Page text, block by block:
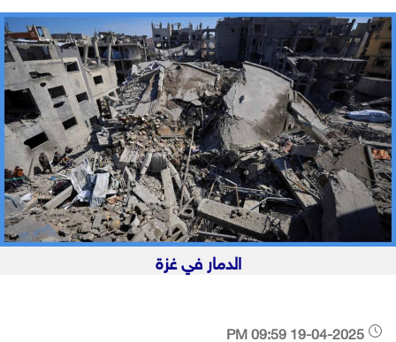
الدمار في غزة